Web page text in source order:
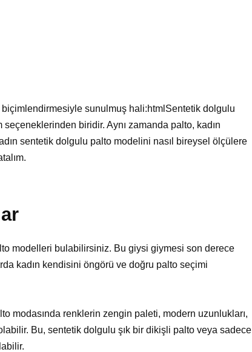
sunulmuş hali:htmlSentetik dolgulu
biridir. Aynı zamanda palto, kadın
sentetik dolgulu palto modelini nasıl bireysel ölçülere
modelleri bulabilirsiniz. Bu giysi giymesi son derece
kadın kendisini öngörü ve doğru palto seçimi
modasında renklerin zengin paleti, modern uzunlukları,
Bu, sentetik dolgulu şık bir dikişli palto veya sadece